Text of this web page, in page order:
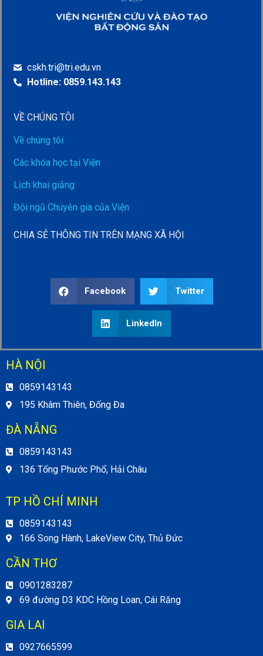
cskh.tri@tri.edu.vn
Hotline: 0859.143.143
VỀ CHÚNG TÔI
Về chúng tôi
Các khóa học tại Viện
Lịch khai giảng
Đội ngũ Chuyên gia của Viện
CHIA SẺ THÔNG TIN TRÊN MẠNG XÃ HỘI
Facebook Twitter
LinkedIn
HÀ NỘI
0859143143
195 Khâm Thiên, Đống Đa
ĐÀ NẴNG
0859143143
136 Tống Phước Phổ, Hải Châu
TP HỒ CHÍ MINH
0859143143
166 Song Hành, LakeView City, Thủ Đức
CẦN THƠ
0901283287
69 đường D3 KDC Hồng Loan, Cái Răng
GIA LAI
0927665599